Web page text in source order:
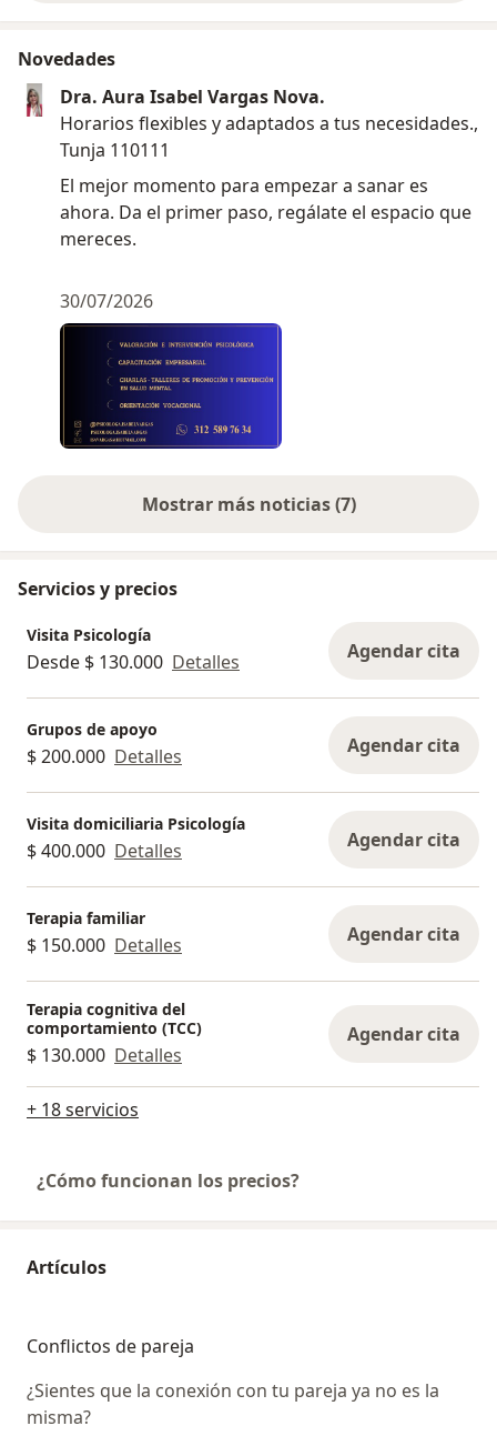
Novedades
Dra. Aura Isabel Vargas Nova.
Horarios flexibles y adaptados a tus necesidades.,
Tunja 110111
El mejor momento para empezar a sanar es
ahora. Da el primer paso, regálate el espacio que
mereces.
30/07/2026
Mostrar más noticias (7)
Servicios y precios
Visita Psicología
Desde $ 130.000 Detalles Agendar cita
Grupos de apoyo
$ 200.000 Detalles Agendar cita
Visita domiciliaria Psicología
$ 400.000 Detalles Agendar cita
Terapia familiar
$ 150.000 Detalles Agendar cita
Terapia cognitiva del
comportamiento (TCC)
$ 130.000 Detalles
Agendar cita
+ 18 servicios
¿Cómo funcionan los precios?
Artículos
Conflictos de pareja
¿Sientes que la conexión con tu pareja ya no es la
misma?